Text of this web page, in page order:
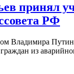
принял
РФ
Владимира
из